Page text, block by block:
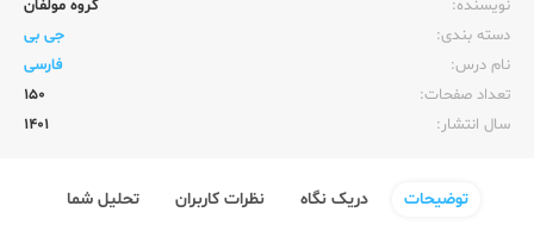
نویسنده:‌
گروه مولفان
دسته بندی:
جی بی
نام درس:
فارسی
تعداد صفحات:‌
150
سال انتشار:‌
1401
توضیحات دریک نگاه نظرات کاربران تحلیل شما